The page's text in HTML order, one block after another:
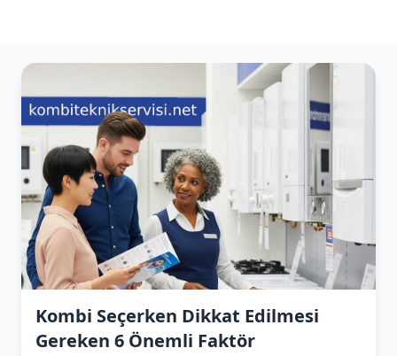
Kombi Seçerken Dikkat Edilmesi
Gereken 6 Önemli Faktör